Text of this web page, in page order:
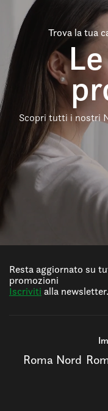
Trova la tua
Scopri tutti i nostri
Resta aggiornato su
promozioni
Iscriviti alla newsletter.
Roma Nord